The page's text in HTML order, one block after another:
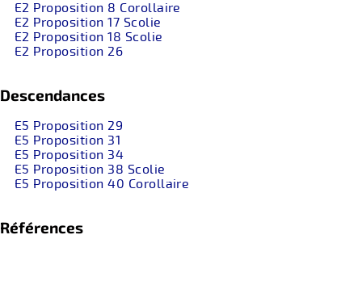
E2 Proposition 8 Corollaire
E2 Proposition 17 Scolie
E2 Proposition 18 Scolie
E2 Proposition 26
Descendances
E5 Proposition 29
E5 Proposition 31
E5 Proposition 34
E5 Proposition 38 Scolie
E5 Proposition 40 Corollaire
Références